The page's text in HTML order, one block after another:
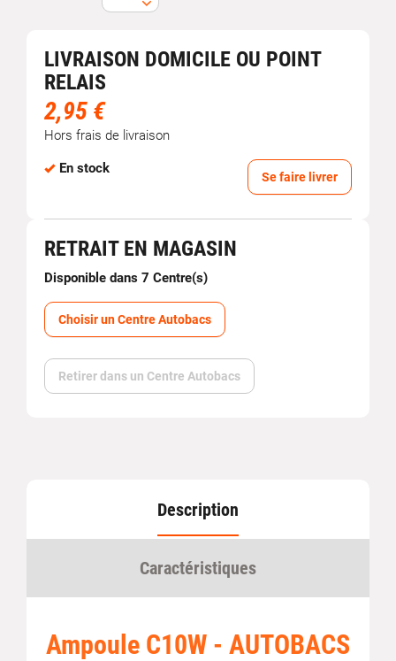
LIVRAISON DOMICILE OU POINT
RELAIS
2,95 €
Hors frais de livraison
En stock
Se faire livrer
RETRAIT EN MAGASIN
Disponible dans 7 Centre(s)
Choisir un Centre Autobacs
Retirer dans un Centre Autobacs
Description
Caractéristiques
Ampoule C10W - AUTOBACS